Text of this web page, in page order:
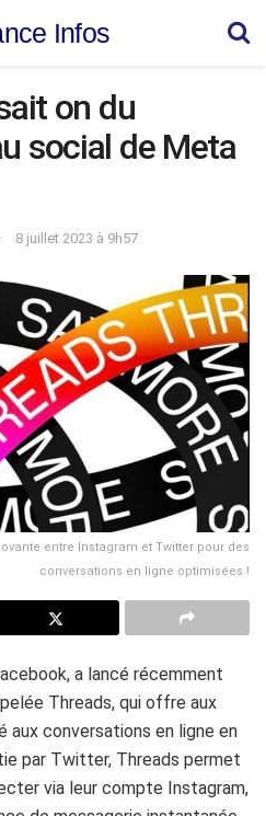
Infos
on du
social de Meta
8 juillet 2023 à 9h57
entre Instagram et Twitter pour des
conversations en ligne optimisées !
a lancé récemment
Threads, qui offre aux
aux conversations en ligne en
par Twitter, Threads permet
via leur compte Instagram,